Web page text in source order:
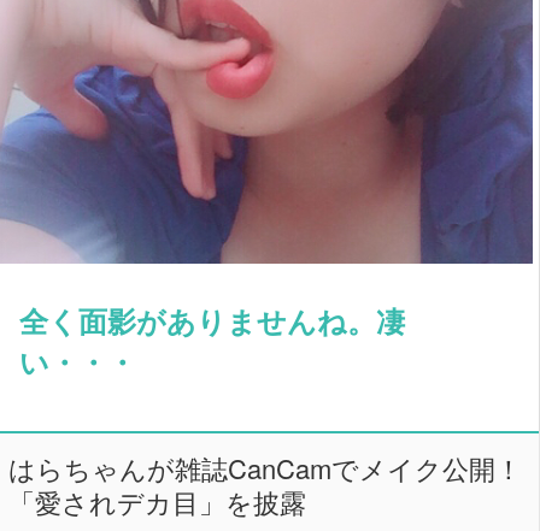
全く面影がありませんね。凄
い・・・
はらちゃんが雑誌CanCamでメイク公開！
「愛されデカ目」を披露